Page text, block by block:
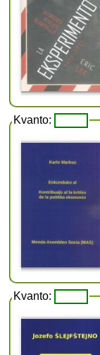
Kvanto:
Kvanto: